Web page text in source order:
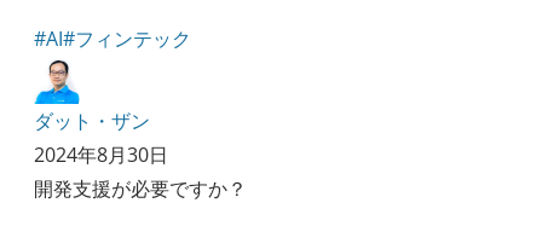
#AI#フィンテック
ダット・ザン
2024年8月30日
開発支援が必要ですか？